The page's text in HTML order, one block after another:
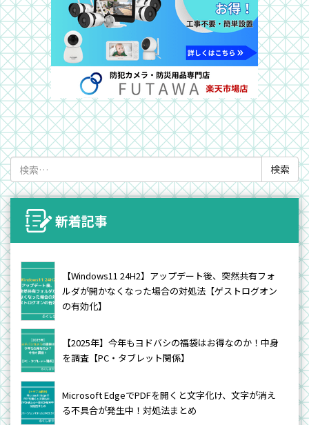
索:
新着記事
【Windows11 24H2】アップデート後、突然共有フォ
ルダが開かなくなった場合の対処法【ゲストログオン
の有効化】
【2025年】今年もヨドバシの福袋はお得なのか！中身
を調査【PC・タブレット関係】
Microsoft EdgeでPDFを開くと文字化け、文字が消え
る不具合が発生中！対処法まとめ